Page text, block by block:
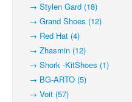
→ Stylen Gard (18)
→ Grand Shoes (12)
→ Red Hat (4)
→ Zhasmin (12)
→ Shork -KitShoes (1)
→ BG-ARTO (5)
→ Voit (57)